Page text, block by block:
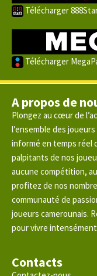
Télécharger
Télécharger
A propos de
Plongez au cœur de
l’ensemble des
informé en temps réel
palpitants de nos
aucune compétition,
profitez de nos
communauté de
joueurs camerounais.
pour vivre
Contacts